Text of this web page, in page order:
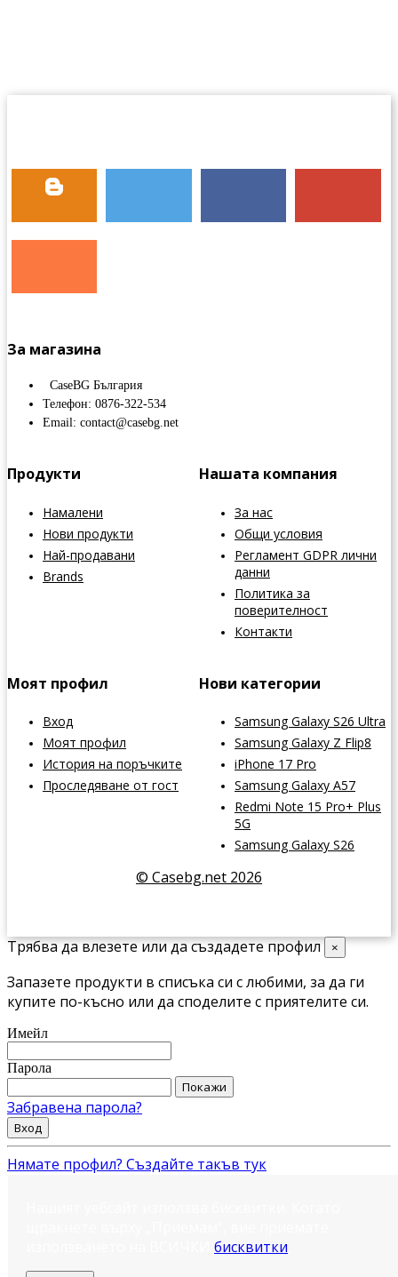
За магазина
CaseBG България
Телефон: 0876-322-534
Email: contact@casebg.net
Продукти
Намалени
Нови продукти
Най-продавани
Brands
Нашата компания
За нас
Общи условия
Регламент GDPR лични
данни
Политика за
поверителност
Контакти
Моят профил
Вход
Моят профил
История на поръчките
Проследяване от гост
Нови категории
Samsung Galaxy S26 Ultra
Samsung Galaxy Z Flip8
iPhone 17 Pro
Samsung Galaxy A57
Redmi Note 15 Pro+ Plus
5G
Samsung Galaxy S26
© Casebg.net 2026
Трябва да влезете или да създадете профил ×
Запазете продукти в списъка си с любими, за да ги
купите по-късно или да споделите с приятелите си.
Имейл
Парола
Покажи
Забравена парола?
Вход
Нямате профил? Създайте такъв тук
бисквитки